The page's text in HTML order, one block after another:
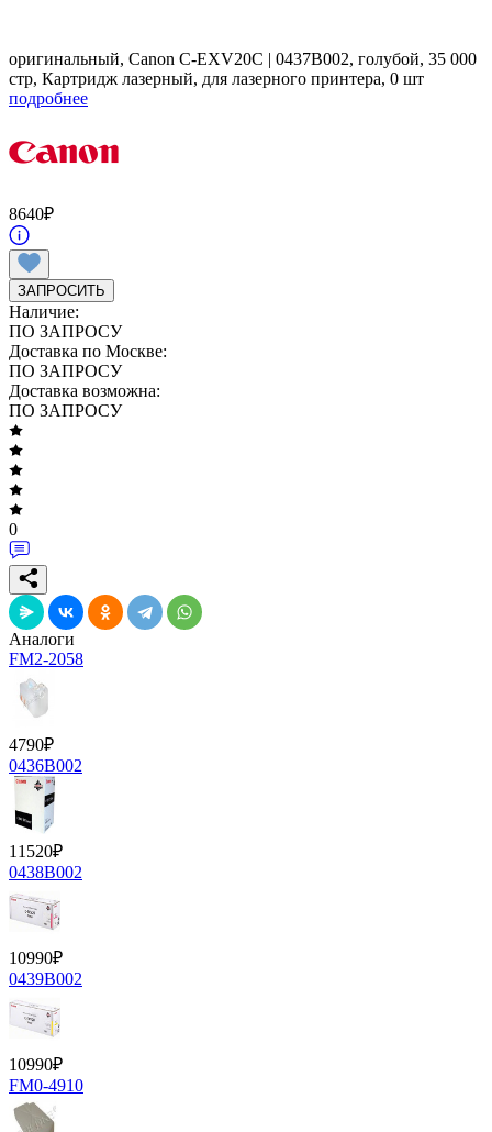
оригинальный, Canon C-EXV20C | 0437B002, голубой, 35 000
стр, Картридж лазерный, для лазерного принтера, 0 шт
подробнее
8640₽
ЗАПРОСИТЬ
Наличие:
ПО ЗАПРОСУ
Доставка по Москве:
ПО ЗАПРОСУ
Доставка возможна:
ПО ЗАПРОСУ
0
Аналоги
FM2-2058
4790₽
0436B002
11520₽
0438B002
10990₽
0439B002
10990₽
FM0-4910